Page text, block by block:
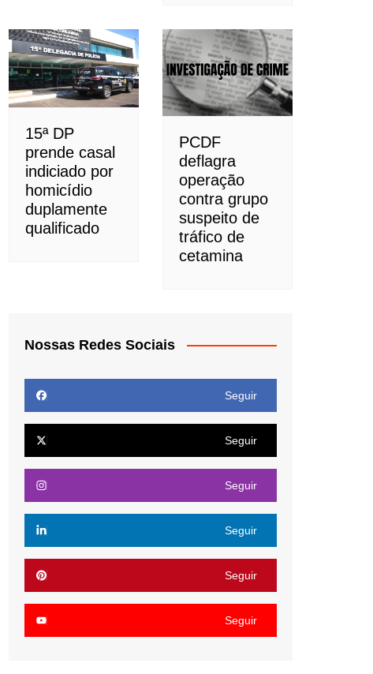
15ª DP
prende casal
indiciado por
homicídio
duplamente
qualificado
PCDF
deflagra
operação
contra grupo
suspeito de
tráfico de
cetamina
Nossas Redes Sociais
Seguir
Seguir
Seguir
Seguir
Seguir
Seguir